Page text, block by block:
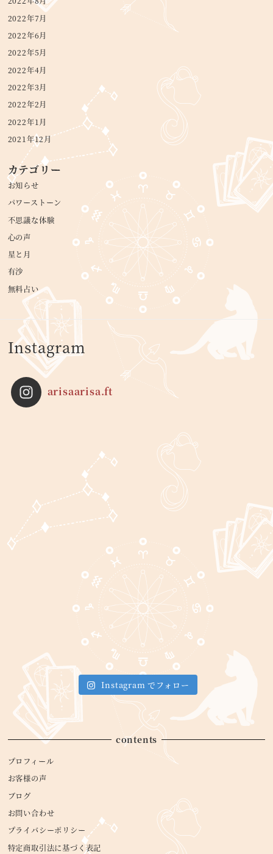
2022年7月
2022年6月
2022年5月
2022年4月
2022年3月
2022年2月
2022年1月
2021年12月
カテゴリー
お知らせ
パワーストーン
不思議な体験
心の声
星と月
有沙
無料占い
Instagram
arisaarisa.ft
Instagram でフォロー
contents
プロフィール
お客様の声
ブログ
お問い合わせ
プライバシーポリシー
特定商取引法に基づく表記